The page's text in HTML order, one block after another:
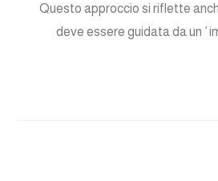
Questo approccio si riflette
deve essere guidata da un ’